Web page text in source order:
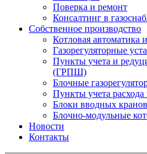
Поверка и ремонт
Консалтинг в
Собственное производство
Котловая автоматика
Газорегуляторные
Пункты учета и
(ГРПШ)
Блочные
Пункты учета
Блоки вводных
Блочно-модульные
Новости
Контакты